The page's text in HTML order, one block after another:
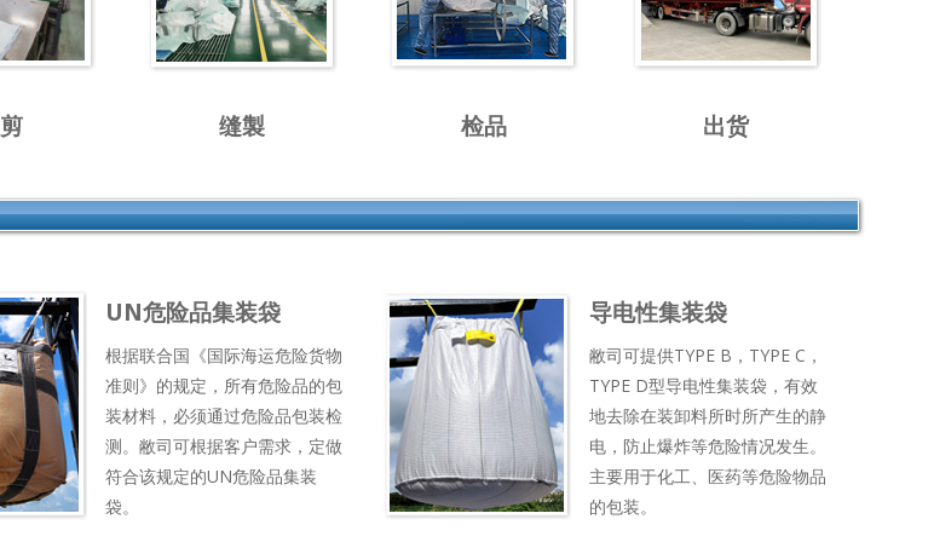
缝製 检品 出货
UN危险品集装袋
根据联合国《国际海运危险货物
准则》的规定，所有危险品的包
装材料，必须通过危险品包装检
测。敝司可根据客户需求，定做
符合该规定的UN危险品集装
袋。
导电性集装袋
敝司可提供TYPE B，TYPE C，
TYPE D型导电性集装袋，有效
地去除在装卸料所时所产生的静
电，防止爆炸等危险情况发生。
主要用于化工、医药等危险物品
的包装。